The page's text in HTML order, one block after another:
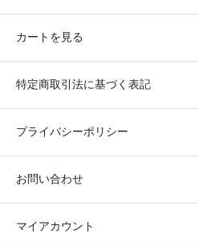
カートを見る
特定商取引法に基づく表記
プライバシーポリシー
お問い合わせ
マイアカウント